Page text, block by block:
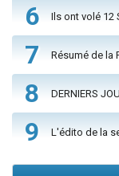
6 Ils ont volé 12
7 Résumé de la
8 DERNIERS
9 L'édito de la